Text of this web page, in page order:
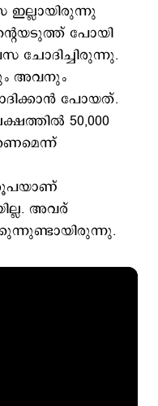
പോയി
ചോദിച്ചിരുന്നു.
അവനും
പോയത്.
50,000
അവര്